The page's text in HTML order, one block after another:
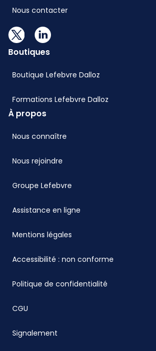
Nous contacter
Boutiques
Boutique Lefebvre Dalloz
Formations Lefebvre Dalloz
À propos
Nous connaître
Nous rejoindre
Groupe Lefebvre
Assistance en ligne
Mentions légales
Accessibilité : non conforme
Politique de confidentialité
CGU
Signalement